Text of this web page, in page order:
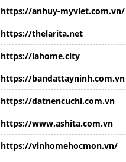
https://anhuy-myviet.com.vn/
https://thelarita.net
https://lahome.city
https://bandattayninh.com.vn
https://datnencuchi.com.vn
https://www.ashita.com.vn
https://vinhomehocmon.vn/